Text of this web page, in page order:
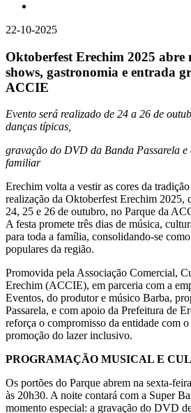
22-10-2025
Oktoberfest Erechim 2025 abre
shows, gastronomia e entrada
ACCIE
Evento será realizado de 24 a 26 de
danças típicas,
gravação do DVD da Banda Passarela
familiar
Erechim volta a vestir as cores da
realização da Oktoberfest Erechim 2025,
24, 25 e 26 de outubro, no Parque da
A festa promete três dias de música,
para toda a família, consolidando-se
populares da região.
Promovida pela Associação Comercial,
Erechim (ACCIE), em parceria com a
Eventos, do produtor e músico Barba,
Passarela, e com apoio da Prefeitura de
reforça o compromisso da entidade com
promoção do lazer inclusivo.
PROGRAMAÇÃO MUSICAL E
Os portões do Parque abrem na sexta-
às 20h30. A noite contará com a Super
momento especial: a gravação do DVD